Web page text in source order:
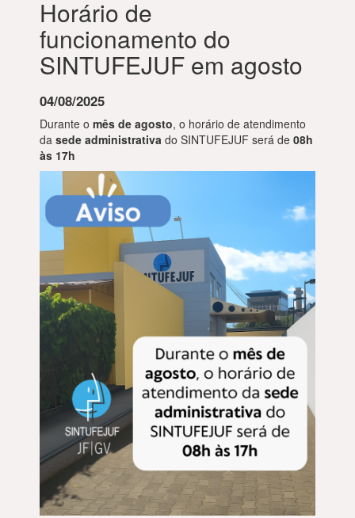
Horário de
funcionamento do
SINTUFEJUF em agosto
04/08/2025
Durante o mês de agosto, o horário de atendimento
da sede administrativa do SINTUFEJUF será de 08h
às 17h